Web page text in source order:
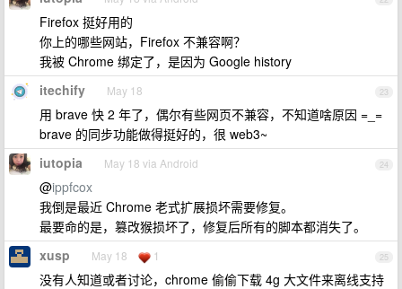
Firefox 挺好用的
你上的哪些网站，Firefox 不兼容啊？
我被 Chrome 绑定了，是因为 Google history
23
itechify May 18
用 brave 快 2 年了，偶尔有些网页不兼容，不知道啥原因 =_=
brave 的同步功能做得挺好的，很 web3~
24
iutopia May 18 via Android
@ippfcox
我倒是最近 Chrome 老式扩展损坏需要修复。
最要命的是，篡改猴损坏了，修复后所有的脚本都消失了。
25
xusp May 18 1
没有人知道或者讨论，chrome 偷偷下载 4g 大文件来离线支持